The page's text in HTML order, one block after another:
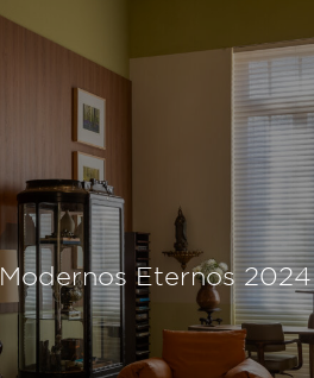
Modernos Eternos 2024